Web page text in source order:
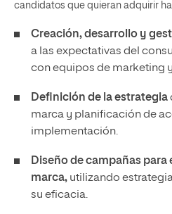
candidatos que quieran adquirir
Creación, desarrollo y
a las expectativas del
con equipos de marketing
Definición de la estrategia
marca y planificación de
implementación.
Diseño de campañas
marca, utilizando
su eficacia.